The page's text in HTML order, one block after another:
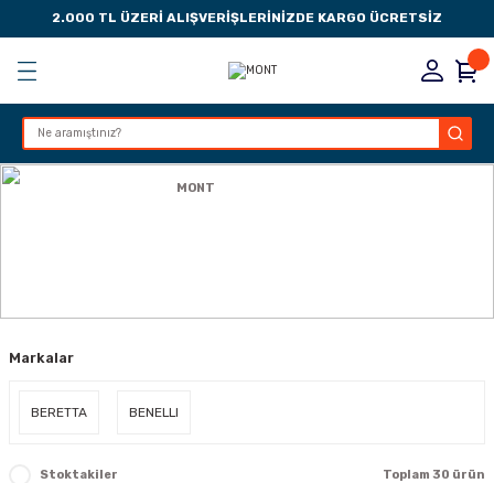
2.000 TL ÜZERİ ALIŞVERİŞLERİNİZDE KARGO ÜCRETSİZ
Geri Dön
Geri Dön
Geri Dön
Geri Dön
PEDLERİ
Anasayfa MONT
Markalar
BERETTA BENELLI
Stoktakiler Toplam 30 ürün